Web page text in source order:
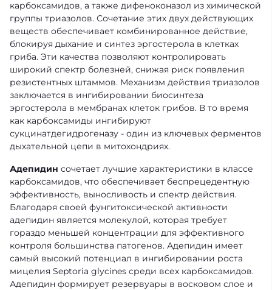
карбоксамидов, а также дифеноконазол из химической
группы триазолов. Сочетание этих двух действующих
веществ обеспечивает комбинированное действие,
блокируя дыхание и синтез эргостерола в клетках
гриба. Эти качества позволяют контролировать
широкий спектр болезней, снижая риск появления
резистентных штаммов. Механизм действия триазолов
заключается в ингибировании биосинтеза
эргостерола в мембранах клеток грибов. В то время
как карбоксамиды ингибируют
сукцинатдегидрогеназу - один из ключевых ферментов
дыхательной цепи в митохондриях.
Адепидин сочетает лучшие характеристики в классе
карбоксамидов, что обеспечивает беспрецедентную
эффективность, выносливость и спектр действия.
Благодаря своей фунгитоксической активности
адепидин является молекулой, которая требует
гораздо меньшей концентрации для эффективного
контроля большинства патогенов. Адепидин имеет
самый высокий потенциал в ингибировании роста
мицелия Septoria glycines среди всех карбоксамидов.
Адепидин формирует резервуары в восковом слое и